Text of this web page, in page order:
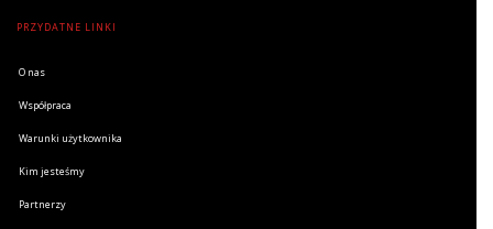
PRZYDATNE LINKI
O nas
Współpraca
Warunki użytkownika
Kim jesteśmy
Partnerzy